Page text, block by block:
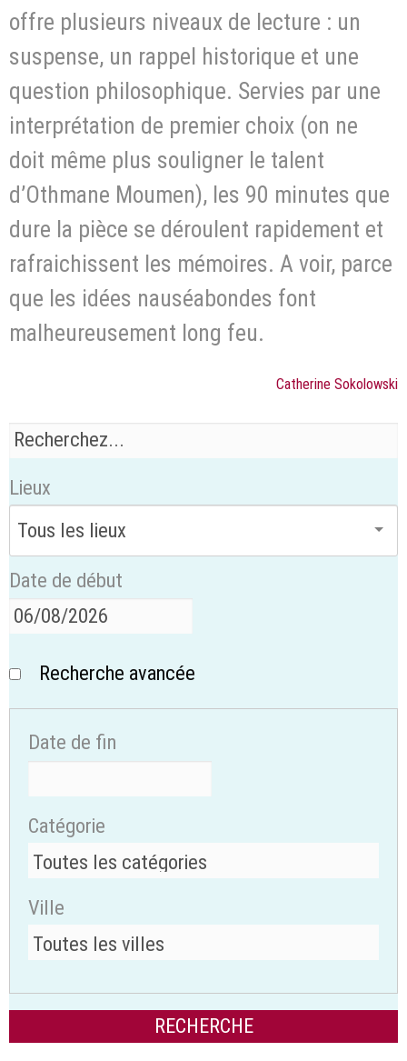
offre plusieurs niveaux de lecture : un
suspense, un rappel historique et une
question philosophique. Servies par une
interprétation de premier choix (on ne
doit même plus souligner le talent
d’Othmane Moumen), les 90 minutes que
dure la pièce se déroulent rapidement et
rafraichissent les mémoires. A voir, parce
que les idées nauséabondes font
malheureusement long feu.
Catherine Sokolowski
Lieux
Date de début
Recherche avancée
Date de fin
Catégorie
Ville